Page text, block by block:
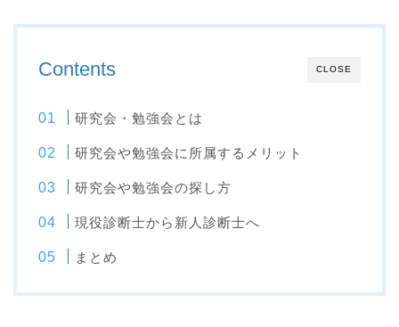
CLOSE
Contents
研究会・勉強会とは
研究会や勉強会に所属するメリット
研究会や勉強会の探し方
現役診断士から新人診断士へ
まとめ